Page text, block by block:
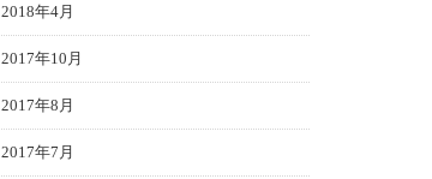
2018年4月
2017年10月
2017年8月
2017年7月